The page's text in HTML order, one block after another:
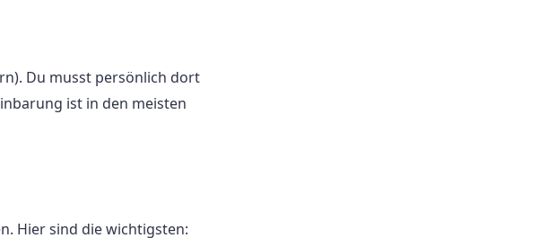
Du musst persönlich dort
ist in den meisten
Hier sind die wichtigsten: